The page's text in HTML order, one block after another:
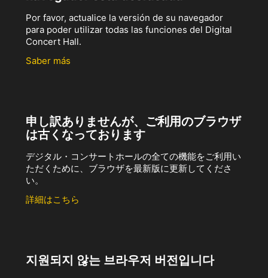
Por favor, actualice la versión de su navegador
para poder utilizar todas las funciones del Digital
Concert Hall.
Saber más
申し訳ありませんが、ご利用のブラウザ
は古くなっております
デジタル・コンサートホールの全ての機能をご利用い
ただくために、ブラウザを最新版に更新してくださ
い。
詳細はこちら
지원되지 않는 브라우저 버전입니다